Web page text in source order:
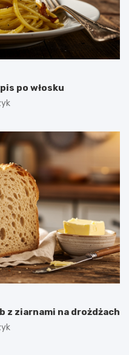
po włosku
z ziarnami na drożdżach